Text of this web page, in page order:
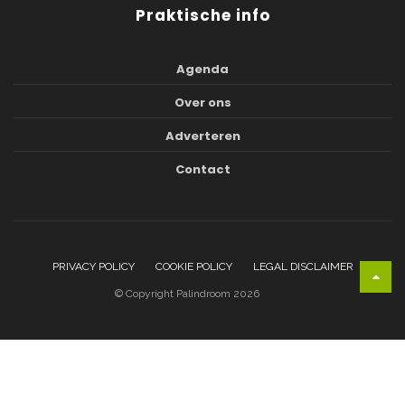
Praktische info
Agenda
Over ons
Adverteren
Contact
PRIVACY POLICY COOKIE POLICY LEGAL DISCLAIMER
© Copyright Palindroom 2026